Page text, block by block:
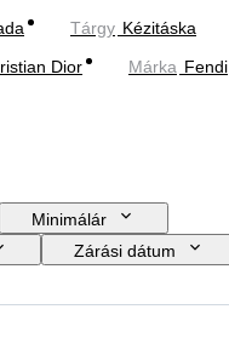
Tárgy Kézitáska
Dior Márka Fendi
Minimálár
Zárási dátum